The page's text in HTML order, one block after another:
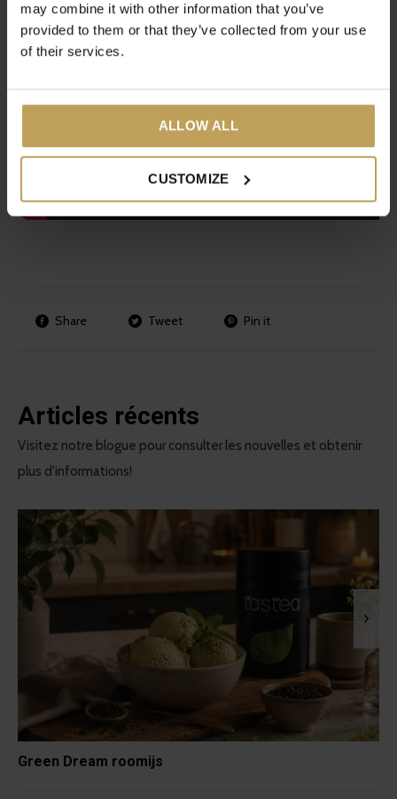
may combine it with other information that you’ve
provided to them or that they’ve collected from your use
of their services.
ALLOW ALL
CUSTOMIZE
Share Tweet Pin it
Articles récents
Visitez notre blogue pour consulter les nouvelles et obtenir
plus d'informations!
Green Dream roomijs